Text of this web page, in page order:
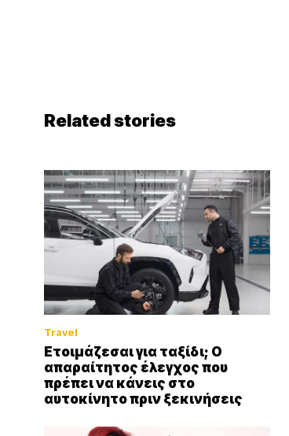
Related stories
Travel
Ετοιμάζεσαι για ταξίδι; Ο
απαραίτητος έλεγχος που
πρέπει να κάνεις στο
αυτοκίνητο πριν ξεκινήσεις